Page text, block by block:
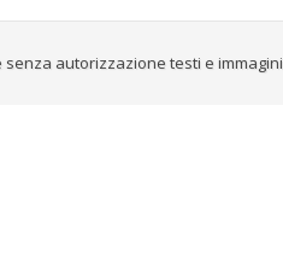
senza autorizzazione testi e immagini